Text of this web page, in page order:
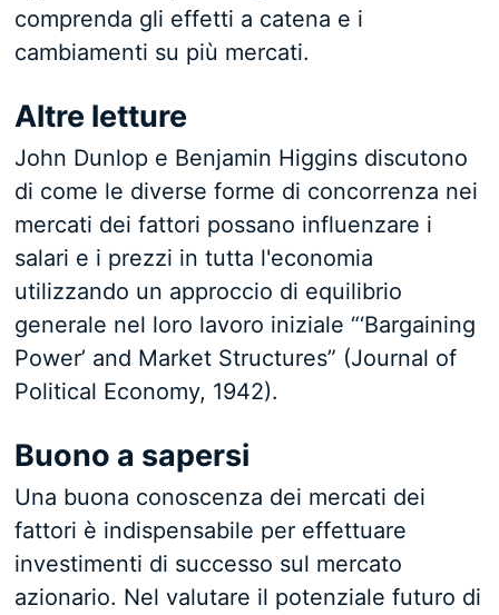
comprenda gli effetti a catena e i
cambiamenti su più mercati.
Altre letture
John Dunlop e Benjamin Higgins discutono
di come le diverse forme di concorrenza nei
mercati dei fattori possano influenzare i
salari e i prezzi in tutta l'economia
utilizzando un approccio di equilibrio
generale nel loro lavoro iniziale “‘Bargaining
Power’ and Market Structures” (Journal of
Political Economy, 1942).
Buono a sapersi
Una buona conoscenza dei mercati dei
fattori è indispensabile per effettuare
investimenti di successo sul mercato
azionario. Nel valutare il potenziale futuro di